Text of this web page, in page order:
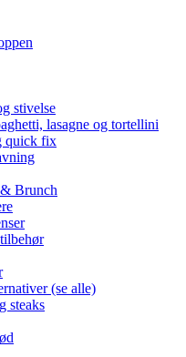
stivelse
lasagne og tortellini
quick fix
Brunch
(se alle)
steaks